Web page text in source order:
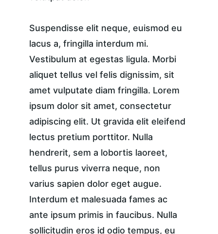
Suspendisse elit neque, euismod eu
lacus a, fringilla interdum mi.
Vestibulum at egestas ligula. Morbi
aliquet tellus vel felis dignissim, sit
amet vulputate diam fringilla. Lorem
ipsum dolor sit amet, consectetur
adipiscing elit. Ut gravida elit eleifend
lectus pretium porttitor. Nulla
hendrerit, sem a lobortis laoreet,
tellus purus viverra neque, non
varius sapien dolor eget augue.
Interdum et malesuada fames ac
ante ipsum primis in faucibus. Nulla
sollicitudin eros id odio tempus, eu